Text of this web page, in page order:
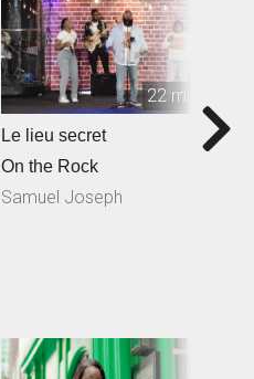
22 min
Le lieu secret
On the Rock
Samuel Joseph